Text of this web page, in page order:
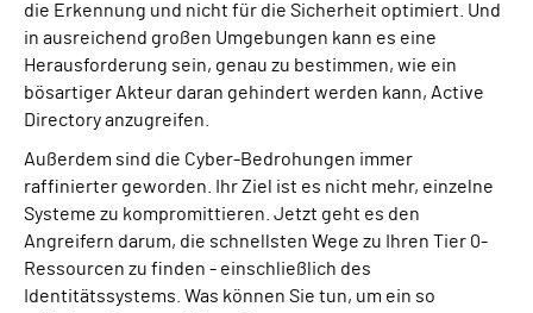
die Erkennung und nicht für die Sicherheit optimiert. Und
in ausreichend großen Umgebungen kann es eine
Herausforderung sein, genau zu bestimmen, wie ein
bösartiger Akteur daran gehindert werden kann, Active
Directory anzugreifen.
Außerdem sind die Cyber-Bedrohungen immer
raffinierter geworden. Ihr Ziel ist es nicht mehr, einzelne
Systeme zu kompromittieren. Jetzt geht es den
Angreifern darum, die schnellsten Wege zu Ihren Tier 0-
Ressourcen zu finden - einschließlich des
Identitätssystems. Was können Sie tun, um ein so